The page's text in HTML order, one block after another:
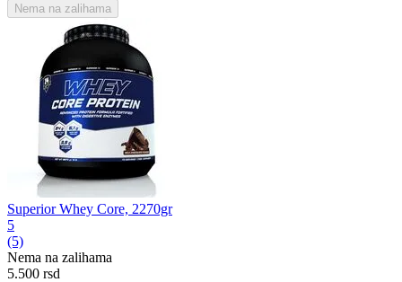
Nema na zalihama
Superior Whey Core, 2270gr
5
(5)
Nema na zalihama
5.500 rsd